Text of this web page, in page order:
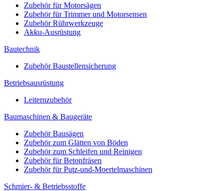
Zubehör für Motorsägen
Zubehör für Trimmer und Motorsensen
Zubehör Rührwerkzeuge
Akku-Ausrüstung
Bautechnik
Zubehör Baustellensicherung
Betriebsausrüstung
Leiternzubehör
Baumaschinen & Baugeräte
Zubehör Bausägen
Zubehör zum Glätten von Böden
Zubehör zum Schleifen und Reinigen
Zubehör für Betonfräsen
Zubehör für Putz-und-Moertelmaschinen
Schmier- & Betriebsstoffe